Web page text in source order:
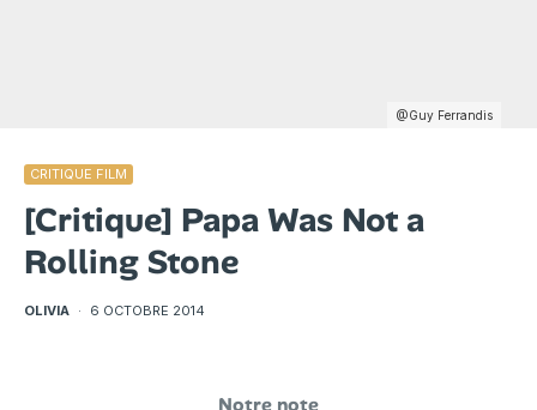
@Guy Ferrandis
CRITIQUE FILM
[Critique] Papa Was Not a
Rolling Stone
OLIVIA · 6 OCTOBRE 2014